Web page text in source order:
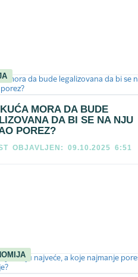
MORA DA BUDE
DA BI SE NA NJU
POREZ?
OBJAVLJEN: 09.10.2025 6:51